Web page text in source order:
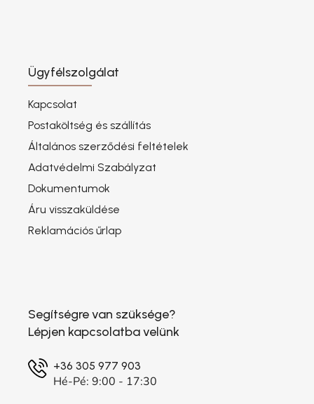
Ügyfélszolgálat
Kapcsolat
Postaköltség és szállítás
Általános szerződési feltételek
Adatvédelmi Szabályzat
Dokumentumok
Áru visszaküldése
Reklamációs űrlap
Segítségre van szüksége?
Lépjen kapcsolatba velünk
+36 305 977 903
Hé-Pé: 9:00 - 17:30